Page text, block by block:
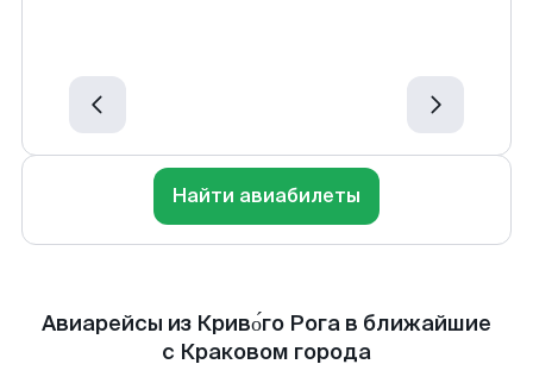
Найти авиабилеты
Авиарейсы из Криво́го Рога в ближайшие
с Краковом города